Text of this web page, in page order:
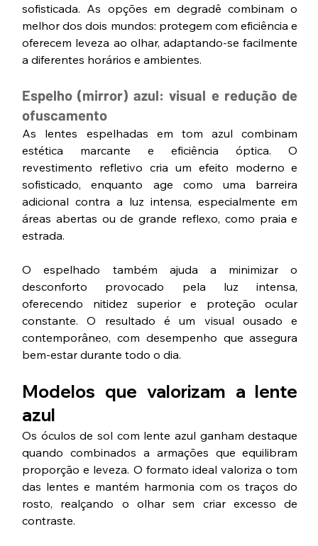
sofisticada. As opções em degradê combinam o
melhor dos dois mundos: protegem com eficiência e
oferecem leveza ao olhar, adaptando-se facilmente
a diferentes horários e ambientes.
Espelho (mirror) azul: visual e redução de
ofuscamento
As lentes espelhadas em tom azul combinam
estética marcante e eficiência óptica. O
revestimento refletivo cria um efeito moderno e
sofisticado, enquanto age como uma barreira
adicional contra a luz intensa, especialmente em
áreas abertas ou de grande reflexo, como praia e
estrada.
O espelhado também ajuda a minimizar o
desconforto provocado pela luz intensa,
oferecendo nitidez superior e proteção ocular
constante. O resultado é um visual ousado e
contemporâneo, com desempenho que assegura
bem-estar durante todo o dia.
Modelos que valorizam a lente
azul
Os óculos de sol com lente azul ganham destaque
quando combinados a armações que equilibram
proporção e leveza. O formato ideal valoriza o tom
das lentes e mantém harmonia com os traços do
rosto, realçando o olhar sem criar excesso de
contraste.